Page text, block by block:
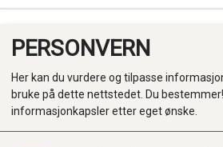
PERSONVERN
Her kan du vurdere og tilpasse
bruke på dette nettstedet. Du
informasjonkapsler etter eget ønske.